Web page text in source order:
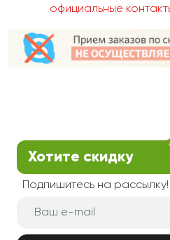
официальные
Хотите скидку
Подпишитесь на